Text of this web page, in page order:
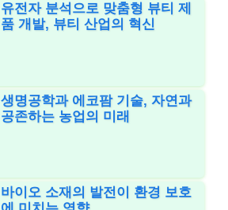
유전자 분석으로 맞춤형 뷰티 제
품 개발, 뷰티 산업의 혁신
생명공학과 에코팜 기술, 자연과
공존하는 농업의 미래
바이오 소재의 발전이 환경 보호